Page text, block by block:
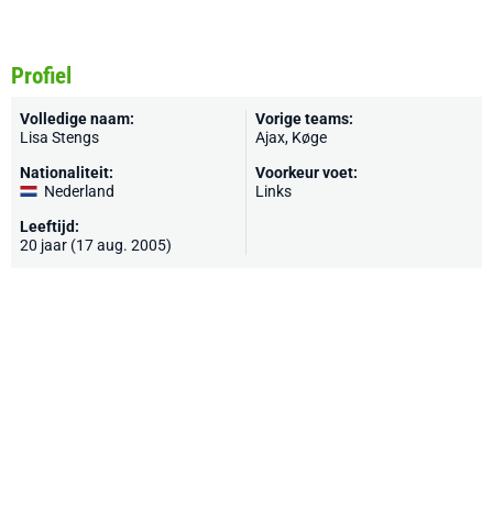
Profiel
Volledige naam:
Lisa Stengs
Nationaliteit:
Nederland
Leeftijd:
20 jaar (17 aug. 2005)
Vorige teams:
Ajax, Køge
Voorkeur voet:
Links